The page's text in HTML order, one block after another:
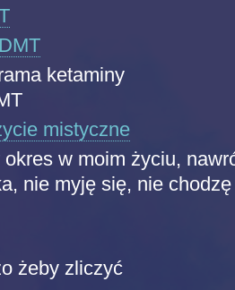
DMT
ketaminy
mistyczne
w moim życiu,
nie myję się, nie
żeby zliczyć